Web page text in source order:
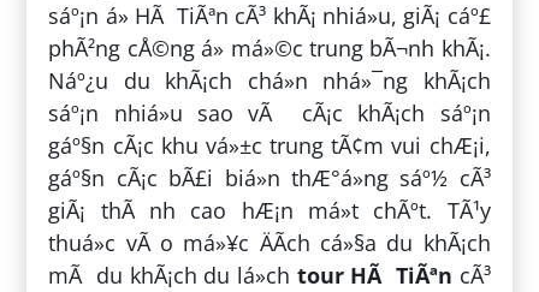
sáº¡n á» HÃ TiÃªn cÃ³ khÃ¡ nhiá»u, giÃ¡ cáº£
phÃ²ng cÅ©ng á» má»©c trung bÃ¬nh khÃ¡.
Náº¿u du khÃ¡ch chá»n nhá»¯ng khÃ¡ch
sáº¡n nhiá»u sao vÃ cÃ¡c khÃ¡ch sáº¡n
gáº§n cÃ¡c khu vá»±c trung tÃ¢m vui chÆ¡i,
gáº§n cÃ¡c bÃ£i biá»n thÆ°á»ng sáº½ cÃ³
giÃ¡ thÃ nh cao hÆ¡n má»t chÃºt. TÃ¹y
thuá»c vÃ o má»¥c ÄÃ­ch cá»§a du khÃ¡ch
mÃ du khÃ¡ch du lá»ch tour HÃ TiÃªn cÃ³